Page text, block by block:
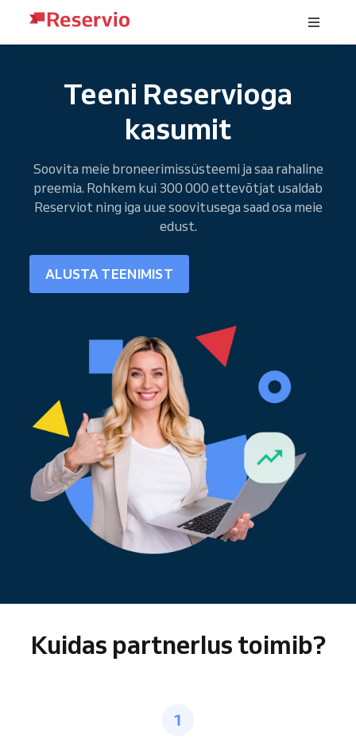
Teeni Reservioga
kasumit
Soovita meie broneerimissüsteemi ja saa rahaline
preemia. Rohkem kui 300 000 ettevõtjat usaldab
Reserviot ning iga uue soovitusega saad osa meie
edust.
ALUSTA TEENIMIST
Kuidas partnerlus toimib?